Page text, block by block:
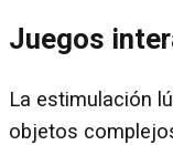
Juegos
La estimulación
objetos